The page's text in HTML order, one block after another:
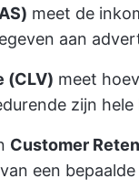
meet de
aan
(CLV) meet
zijn
Customer
een